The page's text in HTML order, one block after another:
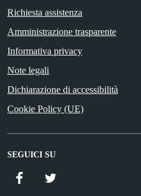
Richiesta assistenza
Amministrazione trasparente
Informativa privacy
Note legali
Dichiarazione di accessibilità
Cookie Policy (UE)
SEGUICI SU
Facebook